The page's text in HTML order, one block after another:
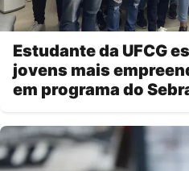
Estudante da UFCG
jovens mais
em programa do